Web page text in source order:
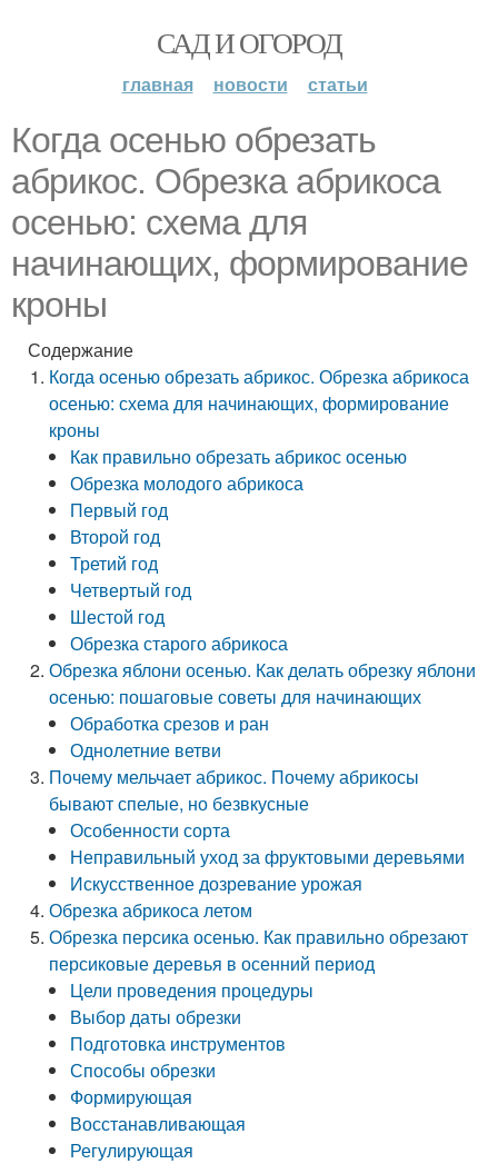
САД И ОГОРОД
главная новости статьи
Когда осенью обрезать
абрикос. Обрезка абрикоса
осенью: схема для
начинающих, формирование
кроны
Содержание
Когда осенью обрезать абрикос. Обрезка абрикоса
осенью: схема для начинающих, формирование
кроны
Как правильно обрезать абрикос осенью
Обрезка молодого абрикоса
Первый год
Второй год
Третий год
Четвертый год
Шестой год
Обрезка старого абрикоса
Обрезка яблони осенью. Как делать обрезку яблони
осенью: пошаговые советы для начинающих
Обработка срезов и ран
Однолетние ветви
Почему мельчает абрикос. Почему абрикосы
бывают спелые, но безвкусные
Особенности сорта
Неправильный уход за фруктовыми деревьями
Искусственное дозревание урожая
Обрезка абрикоса летом
Обрезка персика осенью. Как правильно обрезают
персиковые деревья в осенний период
Цели проведения процедуры
Выбор даты обрезки
Подготовка инструментов
Способы обрезки
Формирующая
Восстанавливающая
Регулирующая